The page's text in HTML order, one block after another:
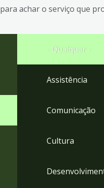
achar o serviço que
- Qualquer -
Assistência
Comunicação
Cultura